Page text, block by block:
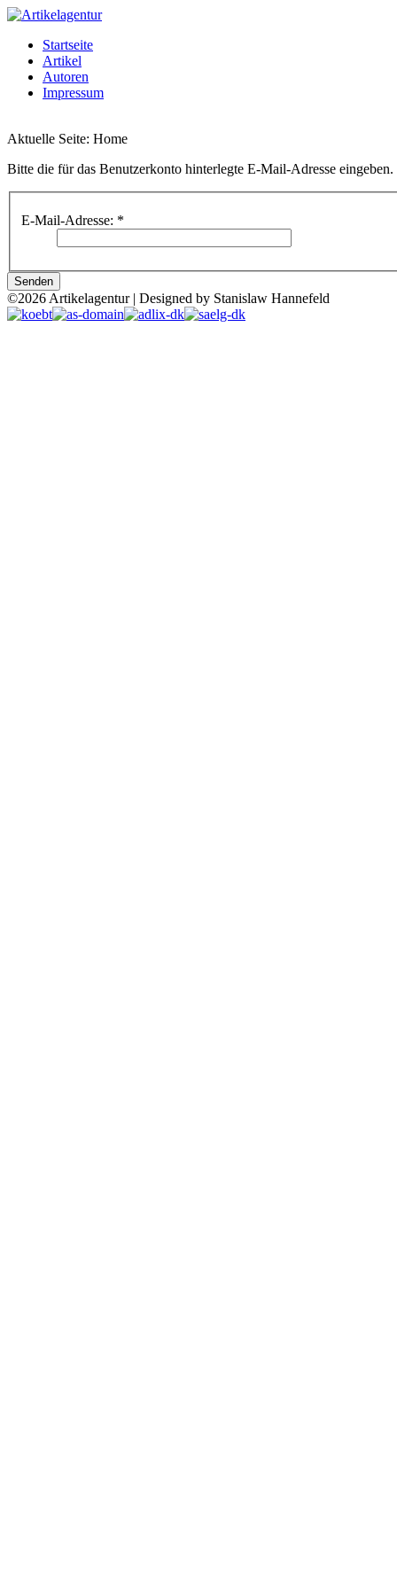
Startseite
Artikel
Autoren
Impressum
Aktuelle Seite: Home
Bitte die für das Benutzerkonto hinterlegte E-Mail-Adresse
E-Mail-Adresse: *
Senden
©2026 Artikelagentur | Designed by Stanislaw Hannefeld